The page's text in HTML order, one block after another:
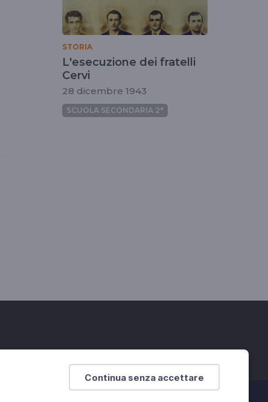
Continua senza accettare
STORIA
L'esecuzione dei fratelli
Cervi
28 dicembre 1943
SCUOLA SECONDARIA 2°